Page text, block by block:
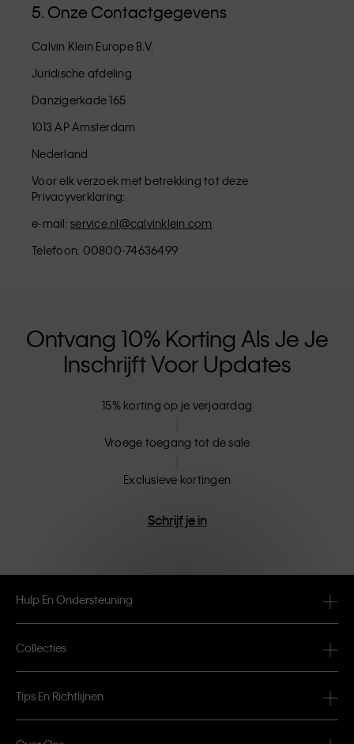
5. Onze Contactgegevens
Calvin Klein Europe B.V.
Juridische afdeling
Danzigerkade 165
1013 AP Amsterdam
Nederland
Voor elk verzoek met betrekking tot deze
Privacyverklaring:
e-mail: service.nl@calvinklein.com
Telefoon: 00800-74636499
Ontvang 10% Korting Als Je Je
Inschrijft Voor Updates
15% korting op je verjaardag
Vroege toegang tot de sale
Exclusieve kortingen
Schrijf je in
Hulp En Ondersteuning
Bestelstatus
Orders en Bezorging
Collecties
Calvin Klein Collection
Tips En Richtlijnen